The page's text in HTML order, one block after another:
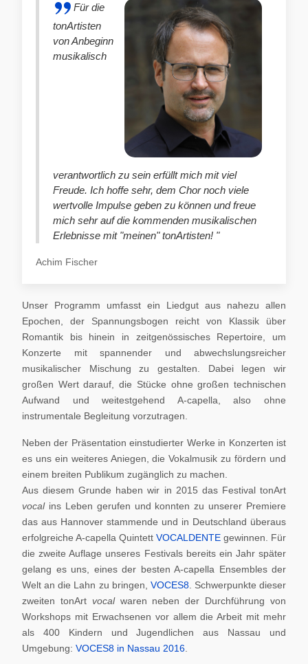
Für die
tonArtisten
von Anbeginn
musikalisch
verantwortlich zu sein erfüllt mich mit viel
Freude. Ich hoffe sehr, dem Chor noch viele
wertvolle Impulse geben zu können und freue
mich sehr auf die kommenden musikalischen
Erlebnisse mit "meinen" tonArtisten! "
Achim Fischer
Unser Programm umfasst ein Liedgut aus nahezu allen
Epochen, der Spannungsbogen reicht von Klassik über
Romantik bis hinein in zeitgenössisches Repertoire, um
Konzerte mit spannender und abwechslungsreicher
musikalischer Mischung zu gestalten. Dabei legen wir
großen Wert darauf, die Stücke ohne großen technischen
Aufwand und weitestgehend A-capella, also ohne
instrumentale Begleitung vorzutragen.
Neben der Präsentation einstudierter Werke in Konzerten ist
es uns ein weiteres Aniegen, die Vokalmusik zu fördern und
einem breiten Publikum zugänglich zu machen.
Aus diesem Grunde haben wir in 2015 das Festival tonArt
vocal ins Leben gerufen und konnten zu unserer Premiere
das aus Hannover stammende und in Deutschland überaus
erfolgreiche A-capella Quintett VOCALDENTE gewinnen. Für
die zweite Auflage unseres Festivals bereits ein Jahr später
gelang es uns, eines der besten A-capella Ensembles der
Welt an die Lahn zu bringen, VOCES8. Schwerpunkte dieser
zweiten tonArt vocalwaren neben der Durchführung von
Workshops mit Erwachsenen vor allem die Arbeit mit mehr
als 400 Kindern und Jugendlichen aus Nassau und
Umgebung: VOCES8 in Nassau 2016